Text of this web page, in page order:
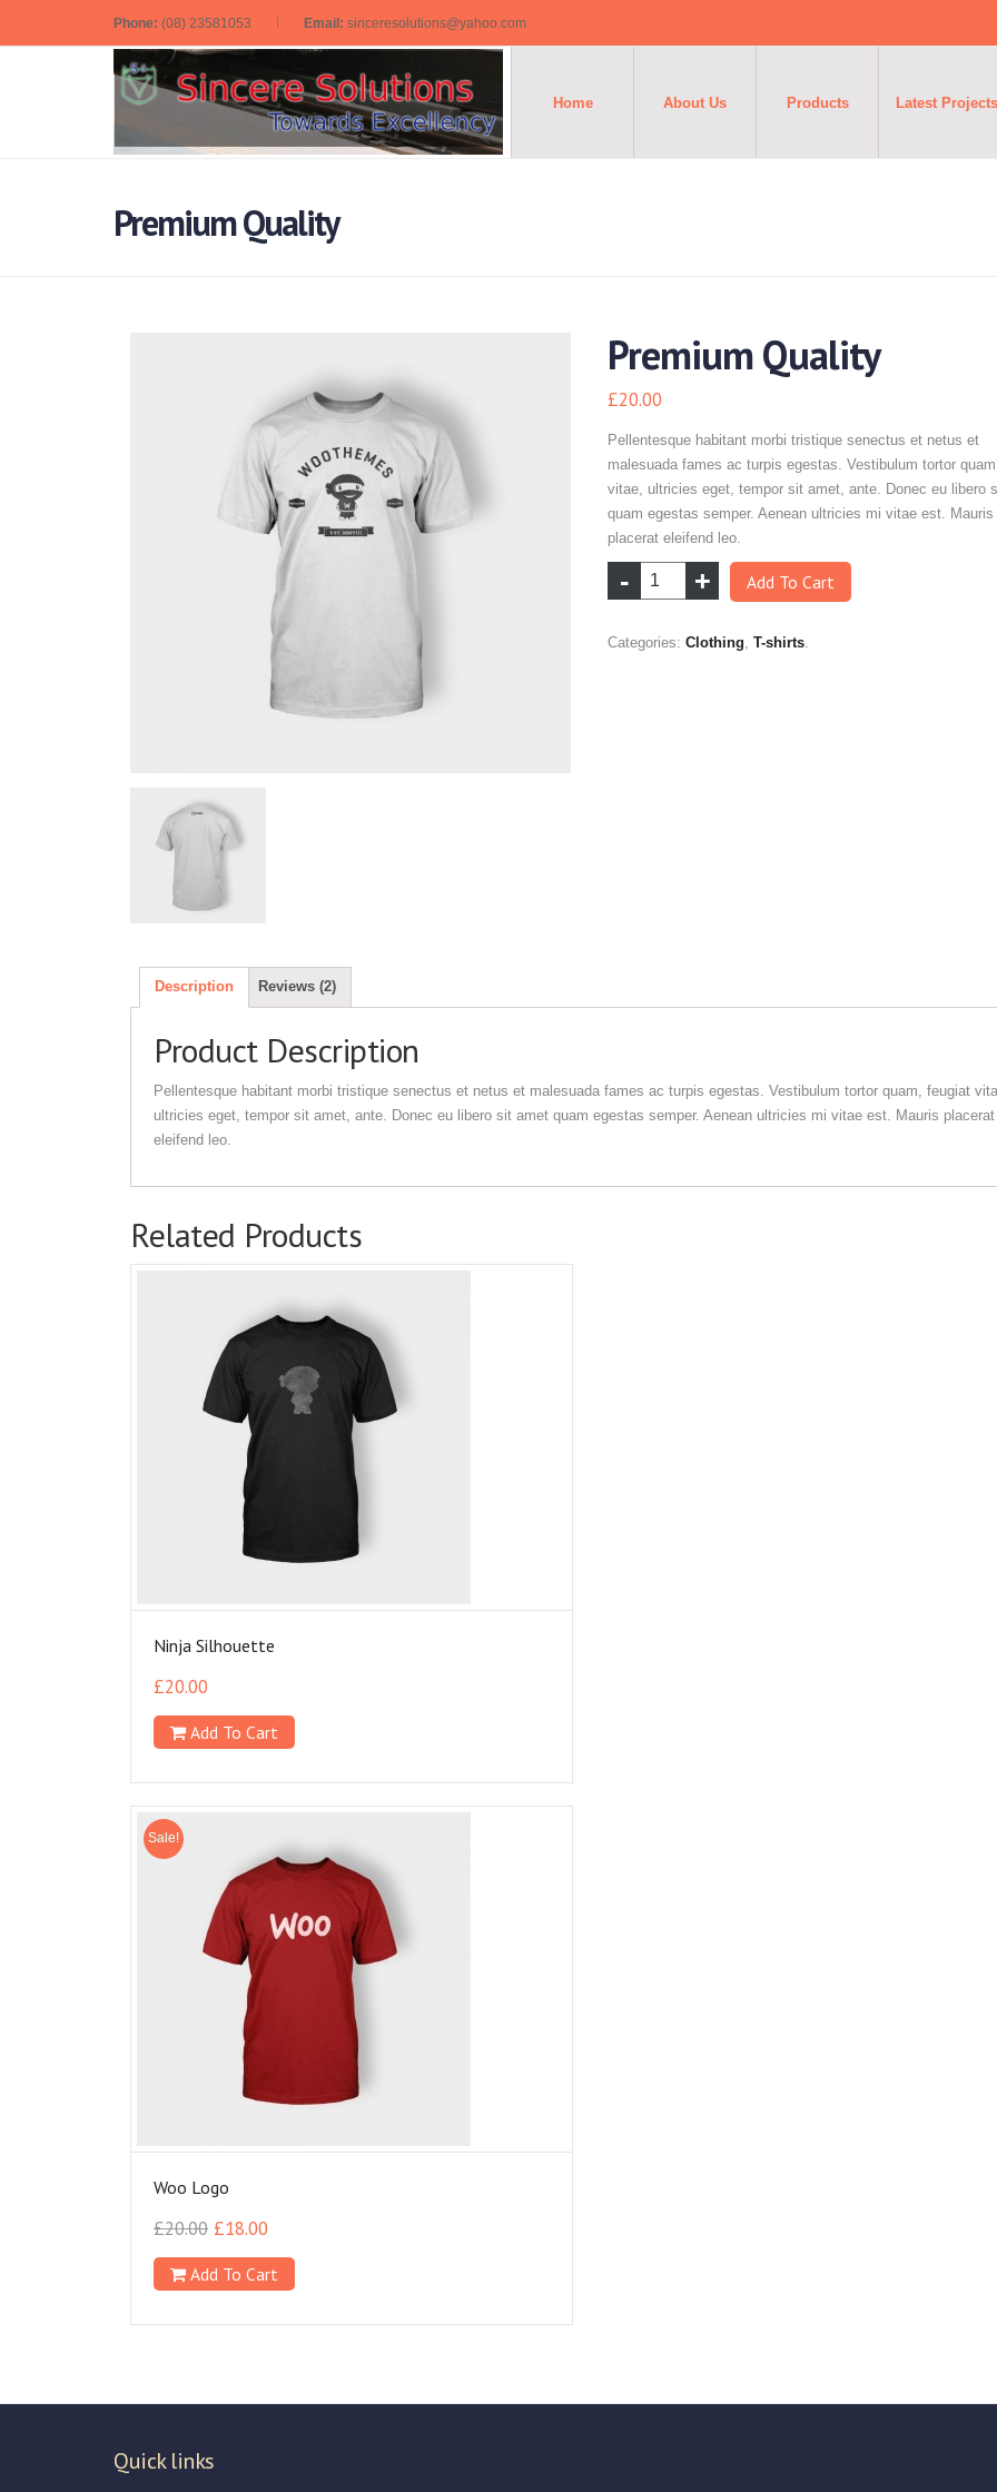
Phone: (08) 23581053 Email: sinceresolutions@yahoo.com
Home About Us Products Latest Projects
Premium Quality
Premium Quality
£20.00
Pellentesque habitant morbi tristique senectus et netus et
malesuada fames ac turpis egestas. Vestibulum tortor
vitae, ultricies eget, tempor sit amet, ante. Donec eu libero
quam egestas semper. Aenean ultricies mi vitae est. Mauris
placerat eleifend leo.
Add To Cart
Categories: Clothing, T-shirts.
Description Reviews (2)
Product Description
Pellentesque habitant morbi tristique senectus et netus et malesuada fames ac turpis egestas. Vestibulum tortor quam, feugiat
ultricies eget, tempor sit amet, ante. Donec eu libero sit amet quam egestas semper. Aenean ultricies mi vitae est. Mauris placerat
eleifend leo.
Related Products
Ninja Silhouette
£20.00
Add To Cart
Sale!
Woo Logo
£20.00 £18.00
Add To Cart
Quick links